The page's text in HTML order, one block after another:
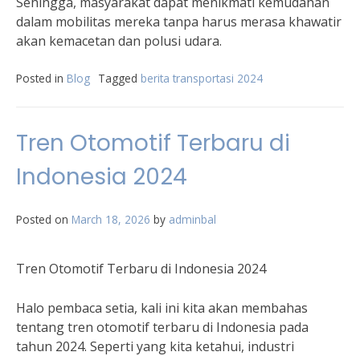
dalam mobilitas mereka tanpa harus merasa khawatir
akan kemacetan dan polusi udara.
Posted in Blog Tagged berita transportasi 2024
Tren Otomotif Terbaru di
Indonesia 2024
Posted on March 18, 2026 by adminbal
Tren Otomotif Terbaru di Indonesia 2024
Halo pembaca setia, kali ini kita akan membahas
tentang tren otomotif terbaru di Indonesia pada
tahun 2024. Seperti yang kita ketahui, industri